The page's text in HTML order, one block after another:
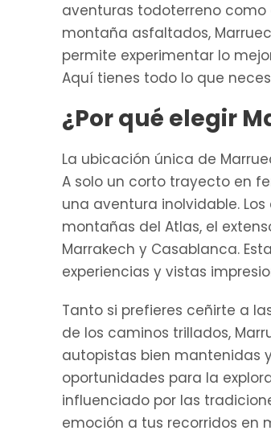
aventuras todoterreno
montaña asfaltados,
permite experimentar lo
Aquí tienes todo lo que
¿Por qué elegir
La ubicación única de
A solo un corto trayecto en
una aventura inolvidable.
montañas del Atlas, el
Marrakech y Casablanca.
experiencias y vistas
Tanto si prefieres ceñirte a
de los caminos trillados,
autopistas bien mantenidas
oportunidades para la
influenciado por las
emoción a tus recorridos en